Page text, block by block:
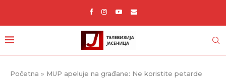
Početna » MUP apeluje na građane: Ne koristite petarde